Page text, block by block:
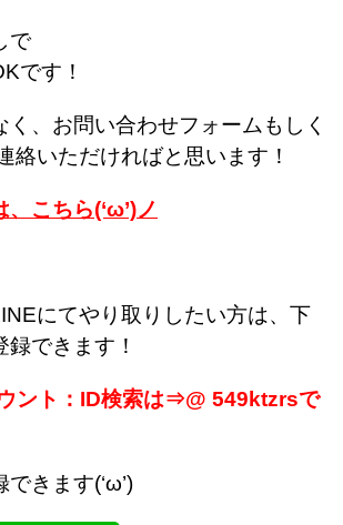
で
です！
く、お問い合わせフォームもしく
絡いただければと思います！
こちら(‘ω’)ノ
にてやり取りしたい方は、下
できます！
ント：ID検索は⇒@ 549ktzrsで
きます(‘ω’)